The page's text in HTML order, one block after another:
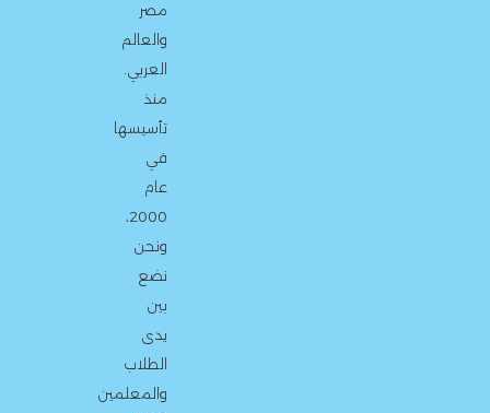
مصر
والعالم
العربي.
منذ
تأسيسها
في
عام
2000،
ونحن
نضع
بين
يدى
الطلاب
والمعلمين